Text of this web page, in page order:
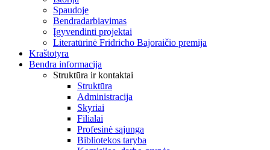
Spaudoje
Bendradarbiavimas
Įgyvendinti projektai
Literatūrinė Fridricho Bajoraičio premija
Kraštotyra
Bendra informacija
Struktūra ir kontaktai
Struktūra
Administracija
Skyriai
Filialai
Profesinė sąjunga
Bibliotekos taryba